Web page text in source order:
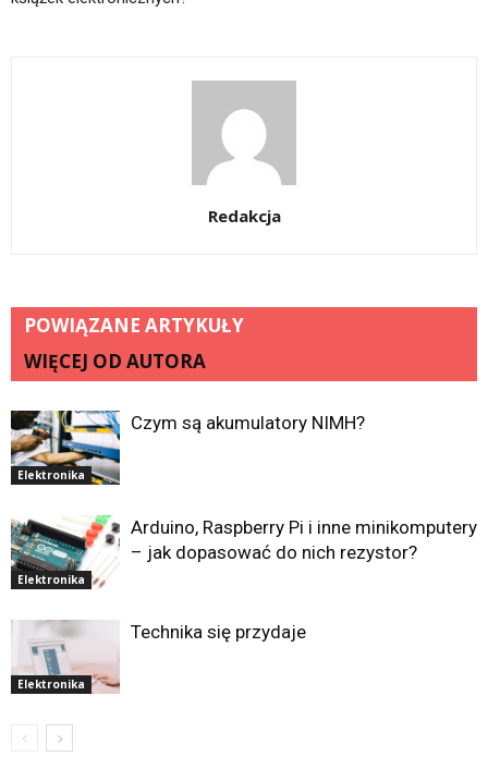
Redakcja
POWIĄZANE ARTYKUŁY
WIĘCEJ OD AUTORA
Elektronika
Czym są akumulatory NIMH?
Elektronika
Arduino, Raspberry Pi i inne minikomputery
– jak dopasować do nich rezystor?
Elektronika
Technika się przydaje